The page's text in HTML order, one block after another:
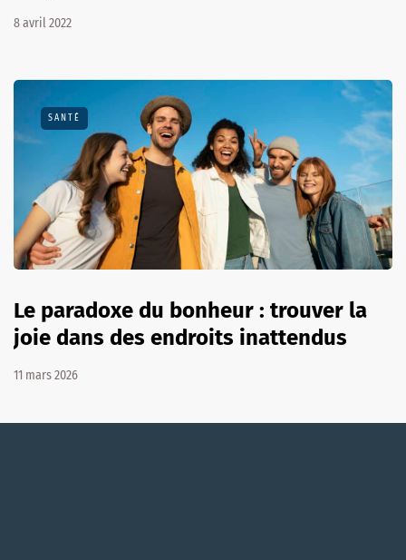
8 avril 2022
SANTÉ
Le paradoxe du bonheur : trouver la
joie dans des endroits inattendus
11 mars 2026